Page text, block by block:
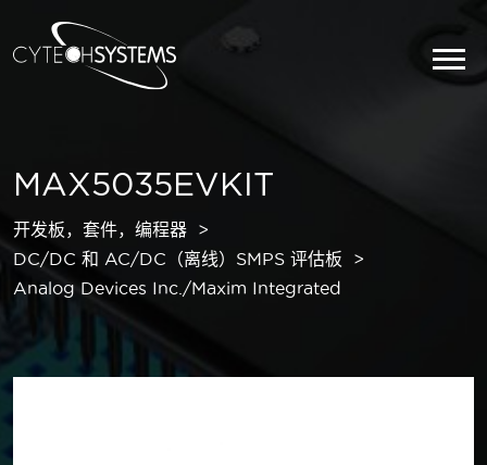
MAX5035EVKIT
开发板，套件，编程器
DC/DC 和 AC/DC（离线）SMPS 评估板
Analog Devices Inc./Maxim Integrated